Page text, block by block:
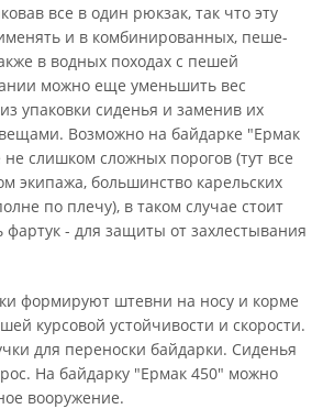
все в один рюкзак, так что эту
и в комбинированных, пеше-
в водных походах с пешей
можно еще уменьшить вес
упаковки сиденья и заменив их
Возможно на байдарке "Ермак
слишком сложных порогов (тут все
экипажа, большинство карельских
по плечу), в таком случае стоит
фартук - для защиты от захлестывания
формируют штевни на носу и корме
курсовой устойчивости и скорости.
для переноски байдарки. Сиденья
На байдарку "Ермак 450" можно
вооружение.